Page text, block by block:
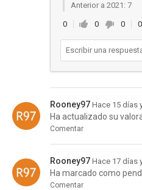
Anterior a 2021: 7
0 0 0
Rooney97 Hace 15 días
Ha actualizado su
Comentar
Rooney97 Hace 17 días
Ha marcado como
Comentar